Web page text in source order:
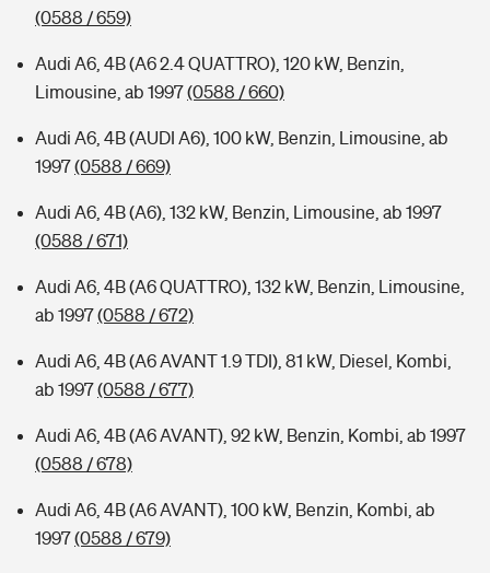
(0588 / 659)
Audi A6, 4B (A6 2.4 QUATTRO), 120 kW, Benzin,
Limousine, ab 1997(0588 / 660)
Audi A6, 4B (AUDI A6), 100 kW, Benzin, Limousine, ab
1997(0588 / 669)
Audi A6, 4B (A6), 132 kW, Benzin, Limousine, ab 1997
(0588 / 671)
Audi A6, 4B (A6 QUATTRO), 132 kW, Benzin, Limousine,
ab 1997(0588 / 672)
Audi A6, 4B (A6 AVANT 1.9 TDI), 81 kW, Diesel, Kombi,
ab 1997(0588 / 677)
Audi A6, 4B (A6 AVANT), 92 kW, Benzin, Kombi, ab 1997
(0588 / 678)
Audi A6, 4B (A6 AVANT), 100 kW, Benzin, Kombi, ab
1997(0588 / 679)